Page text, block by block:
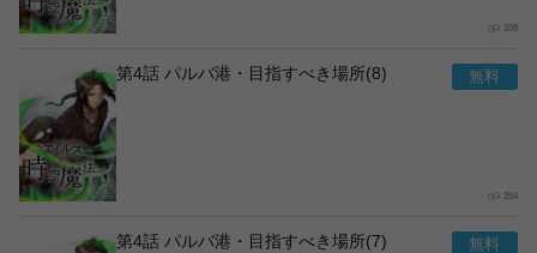
208
第4話 パルバ港・目指すべき場所(8)
254
第4話 パルバ港・目指すべき場所(7)